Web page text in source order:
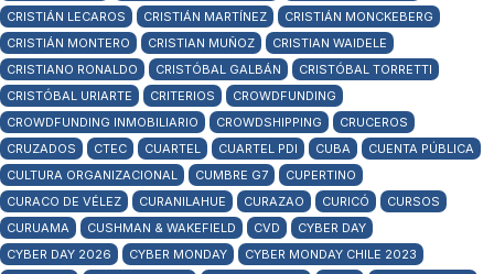
CRISTIÁN LECAROS
CRISTIÁN MARTÍNEZ
CRISTIÁN MONCKEBERG
CRISTIÁN MONTERO
CRISTIAN MUÑOZ
CRISTIAN WAIDELE
CRISTIANO RONALDO
CRISTÓBAL GALBÁN
CRISTÓBAL TORRETTI
CRISTÓBAL URIARTE
CRITERIOS
CROWDFUNDING
CROWDFUNDING INMOBILIARIO
CROWDSHIPPING
CRUCEROS
CRUZADOS
CTEC CUARTEL CUARTEL PDI CUBA
CUENTA PÚBLICA
CULTURA ORGANIZACIONAL
CUMBRE G7
CUPERTINO
CURACO DE VÉLEZ
CURANILAHUE CURAZAO CURICÓ
CURSOS
CURUAMA
CUSHMAN & WAKEFIELD CVD
CYBER DAY
CYBER DAY 2026
CYBER MONDAY
CYBER MONDAY CHILE 2023